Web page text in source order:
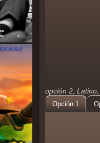
opción 2,
Opción 1